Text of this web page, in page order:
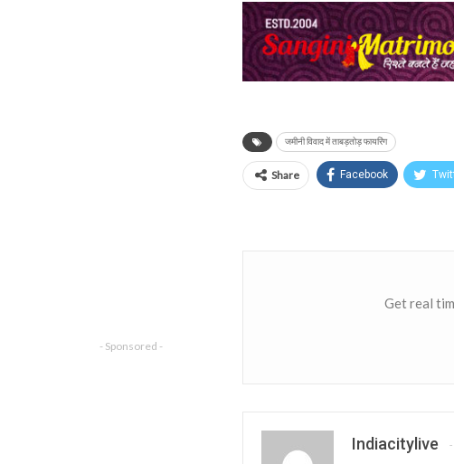
जमीनी विवाद में ताबड़तोड़ फायरिंग
Share Facebook
Get real
Indiacitylive
- Sponsored -